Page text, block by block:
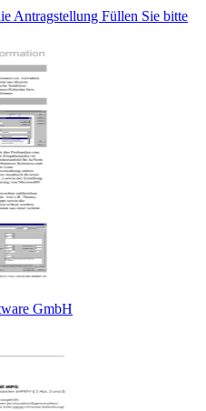
Antragstellung Füllen Sie bitte
GmbH